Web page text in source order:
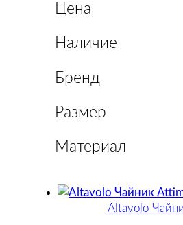
Цена
Наличие
Бренд
Размер
Материал
Altavolo